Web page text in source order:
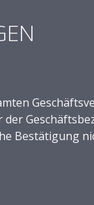
Bestätigung